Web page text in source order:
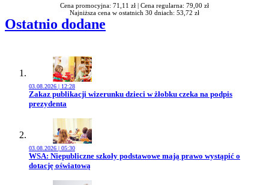
Cena promocyjna: 71,11 zł | Cena regularna: 79,00 zł
Najniższa cena w ostatnich 30 dniach: 53,72 zł
Ostatnio dodane
03.08.2026 | 12:28
Przejdź do artykułu:
Zakaz publikacji wizerunku dzieci w żłobku czeka na podpis
prezydenta
03.08.2026 | 05:30
Przejdź do artykułu:
WSA: Niepubliczne szkoły podstawowe mają prawo wystąpić o
dotację oświatową